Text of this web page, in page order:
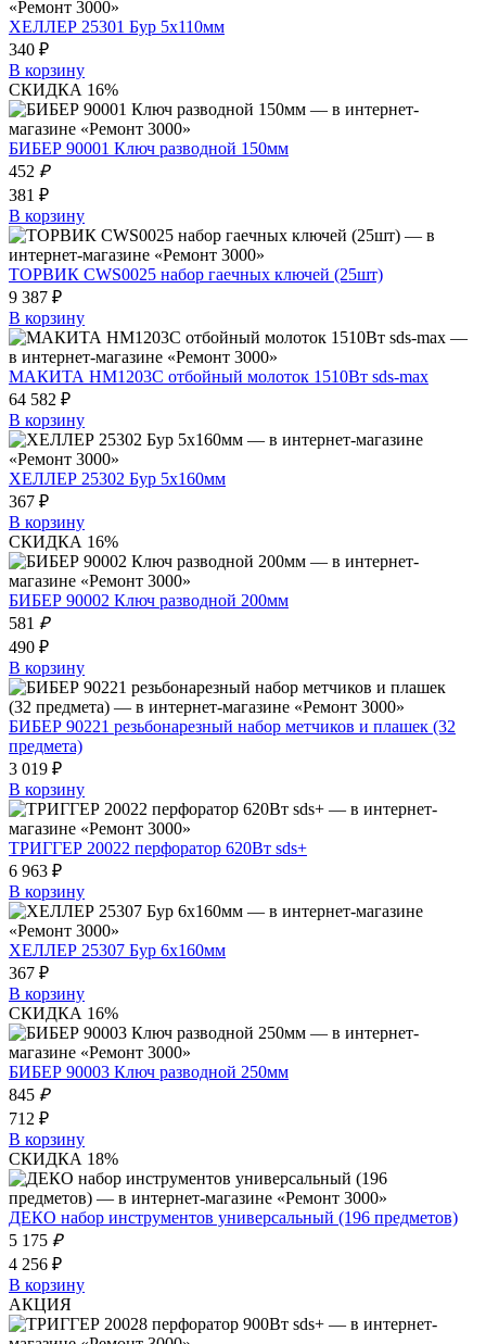
ХЕЛЛЕР 25301 Бур 5х110мм
340 ₽
В корзину
СКИДКА 16%
БИБЕР 90001 Ключ разводной 150мм
452 ₽
381 ₽
В корзину
ТОРВИК CWS0025 набор гаечных ключей (25шт)
9 387 ₽
В корзину
МАКИТА HM1203C отбойный молоток 1510Вт sds-max
64 582 ₽
В корзину
ХЕЛЛЕР 25302 Бур 5х160мм
367 ₽
В корзину
СКИДКА 16%
БИБЕР 90002 Ключ разводной 200мм
581 ₽
490 ₽
В корзину
БИБЕР 90221 резьбонарезный набор метчиков и плашек (32
предмета)
3 019 ₽
В корзину
ТРИГГЕР 20022 перфоратор 620Вт sds+
6 963 ₽
В корзину
ХЕЛЛЕР 25307 Бур 6х160мм
367 ₽
В корзину
СКИДКА 16%
БИБЕР 90003 Ключ разводной 250мм
845 ₽
712 ₽
В корзину
СКИДКА 18%
ДЕКО набор инструментов универсальный (196 предметов)
5 175 ₽
4 256 ₽
В корзину
АКЦИЯ